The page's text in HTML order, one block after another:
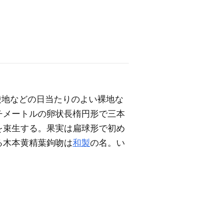
などの日当たりのよい裸地な
ートルの卵状長楕円形で三本
生する。果実は扁球形で初め
本黄精葉鉤吻は和製の名。い